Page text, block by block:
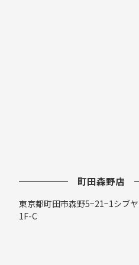
町田森野店
東京都町田市森野5−21−1シブ
1F-C